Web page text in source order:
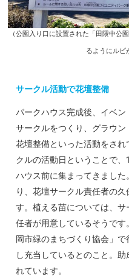
（公園入り口に設置された「田隈中公
るようにルビ
サークル活動で花壇整備
パークハウス完成後、イベ
サークルをつくり、グラウン
花壇整備といった活動をさ
クルの活動日ということで
ハウス前に集まってきまし
り、花壇サークル責任者の
す。植える苗については、
任者が用意しているそうで
岡市緑のまちづくり協会」で
し充当しているとのこと。
れています。